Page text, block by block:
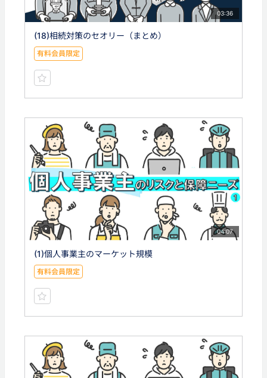
03:36
(18)相続対策のセオリー（まとめ）
有料会員限定
04:07
(1)個人事業主のマーケット規模
有料会員限定